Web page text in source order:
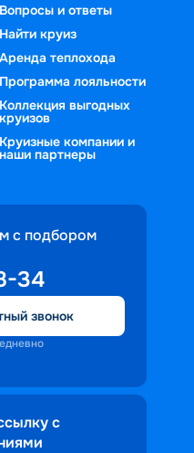
Вопросы и ответы
Найти круиз
Аренда теплохода
Программа лояльности
Коллекция выгодных
круизов
Круизные компании и
наши партнеры
с подбором
34
звонок
с